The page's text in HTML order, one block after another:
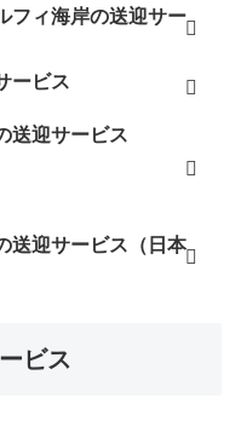
フィ海岸の送迎サー
ービス
送迎サービス
送迎サービス（日本
ビス